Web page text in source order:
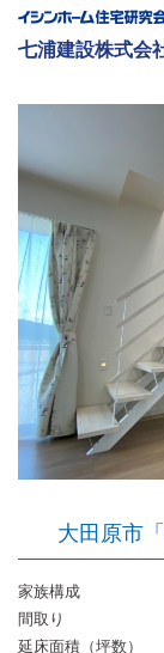
七浦建設株式会
大田原市
家族構成
間取り
延床面積（坪数）